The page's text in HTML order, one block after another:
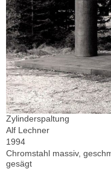
Zylinderspaltung
Alf Lechner
1994
Chromstahl massiv,
gesägt